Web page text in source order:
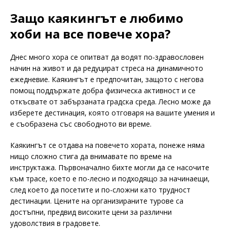
Защо каякингът е любимо
хоби на все повече хора?
Днес много хора се опитват да водят по-здравословен
начин на живот и да редуцират стреса на динамичното
ежедневие. Каякингът е предпочитан, защото с негова
помощ поддържате добра физическа активност и се
откъсвате от забързаната градска среда. Лесно може да
изберете дестинация, която отговаря на вашите умения и
е съобразена със свободното ви време.
Каякингът се отдава на повечето хората, понеже няма
нищо сложно стига да внимавате по време на
инструктажа. Първоначално бихте могли да се насочите
към трасе, което е по-лесно и подходящо за начинаещи,
след което да посетите и по-сложни като трудност
дестинации. Цените на организираните турове са
достъпни, предвид високите цени за различни
удоволствия в градовете.